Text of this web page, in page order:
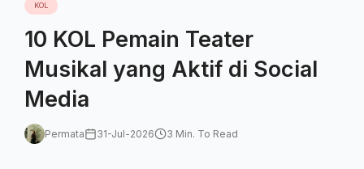
KOL
10 KOL Pemain Teater
Musikal yang Aktif di Social
Media
Permata 31-Jul-2026 3 Min. To Read